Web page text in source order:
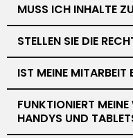
MUSS ICH INHALTE
STELLEN SIE DIE
IST MEINE MITARBEIT
FUNKTIONIERT
HANDYS UND